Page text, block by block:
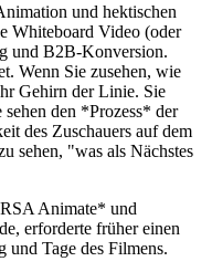
und hektischen
Whiteboard Video (oder
und B2B-Konversion.
Wenn Sie zusehen, wie
Gehirn der Linie. Sie
den *Prozess* der
des Zuschauers auf dem
sehen, "was als Nächstes
Animate* und
erforderte früher einen
und Tage des Filmens.